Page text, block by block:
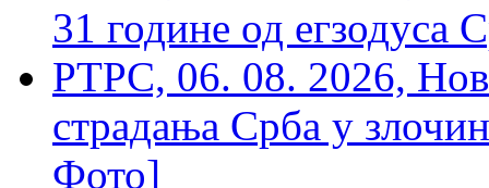
31 године од егзодуса
РТРС, 06. 08. 2026,
страдања Срба у
Фото]